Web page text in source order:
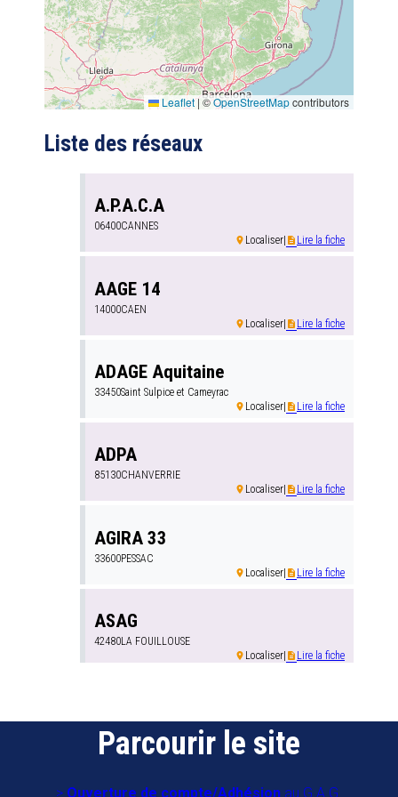
Leaflet| ©OpenStreetMapcontributors
Liste des réseaux
A.P.A.C.A
06400CANNES
room Localiser description Lire la fiche
AAGE 14
14000CAEN
room Localiser| description Lire la fiche
ADAGE Aquitaine
33450Saint Sulpice et Cameyrac
room Localiser description Lire la fiche
ADPA
85130CHANVERRIE
room Localiser description Lire la fiche
AGIRA 33
33600PESSAC
room Localiser| description Lire la fiche
ASAG
42480LA FOUILLOUSE
room Localiser description Lire la fiche
27229EVREUX
room Localiser|descriptionLire la fiche
Anim AG 76
Parcourir le site
Ouverture de compte/Adhésion au G.A.G.